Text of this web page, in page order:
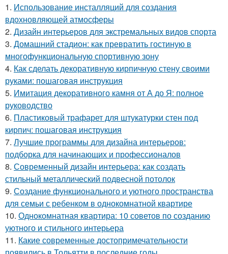
1. Использование инсталляций для создания
вдохновляющей атмосферы
2. Дизайн интерьеров для экстремальных видов спорта
3. Домашний стадион: как превратить гостиную в
многофункциональную спортивную зону
4. Как сделать декоративную кирпичную стену своими
руками: пошаговая инструкция
5. Имитация декоративного камня от А до Я: полное
руководство
6. Пластиковый трафарет для штукатурки стен под
кирпич: пошаговая инструкция
7. Лучшие программы для дизайна интерьеров:
подборка для начинающих и профессионалов
8. Современный дизайн интерьера: как создать
стильный металлический подвесной потолок
9. Создание функционального и уютного пространства
для семьи с ребенком в однокомнатной квартире
10. Однокомнатная квартира: 10 советов по созданию
уютного и стильного интерьера
11. Какие современные достопримечательности